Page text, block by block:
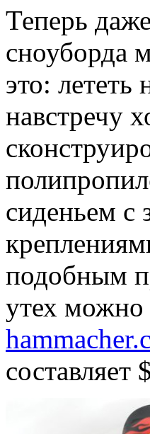
Теперь
сноуборда
это: лететь
навстречу
сиденьем с
подобным
утех можно
составляет